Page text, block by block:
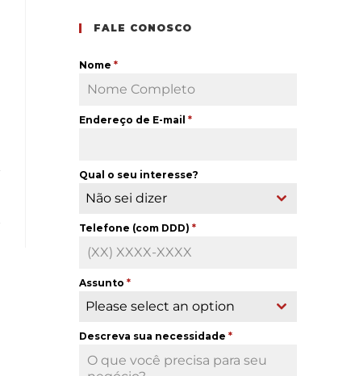
FALE CONOSCO
Nome *
Endereço de E-mail *
Qual o seu interesse?
Não sei dizer
Telefone (com DDD) *
Assunto *
Please select an option
Descreva sua necessidade *